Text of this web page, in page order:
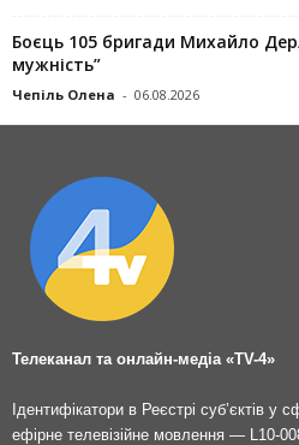
Боєць 105 бригади Михайло
мужність”
Чепіль Олена - 06.08.2026
Телеканал та онлайн-медіа «TV-4»
Ідентифікатори в Реєстрі суб’єктів у
ефірне телевізійне мовлення — L10-